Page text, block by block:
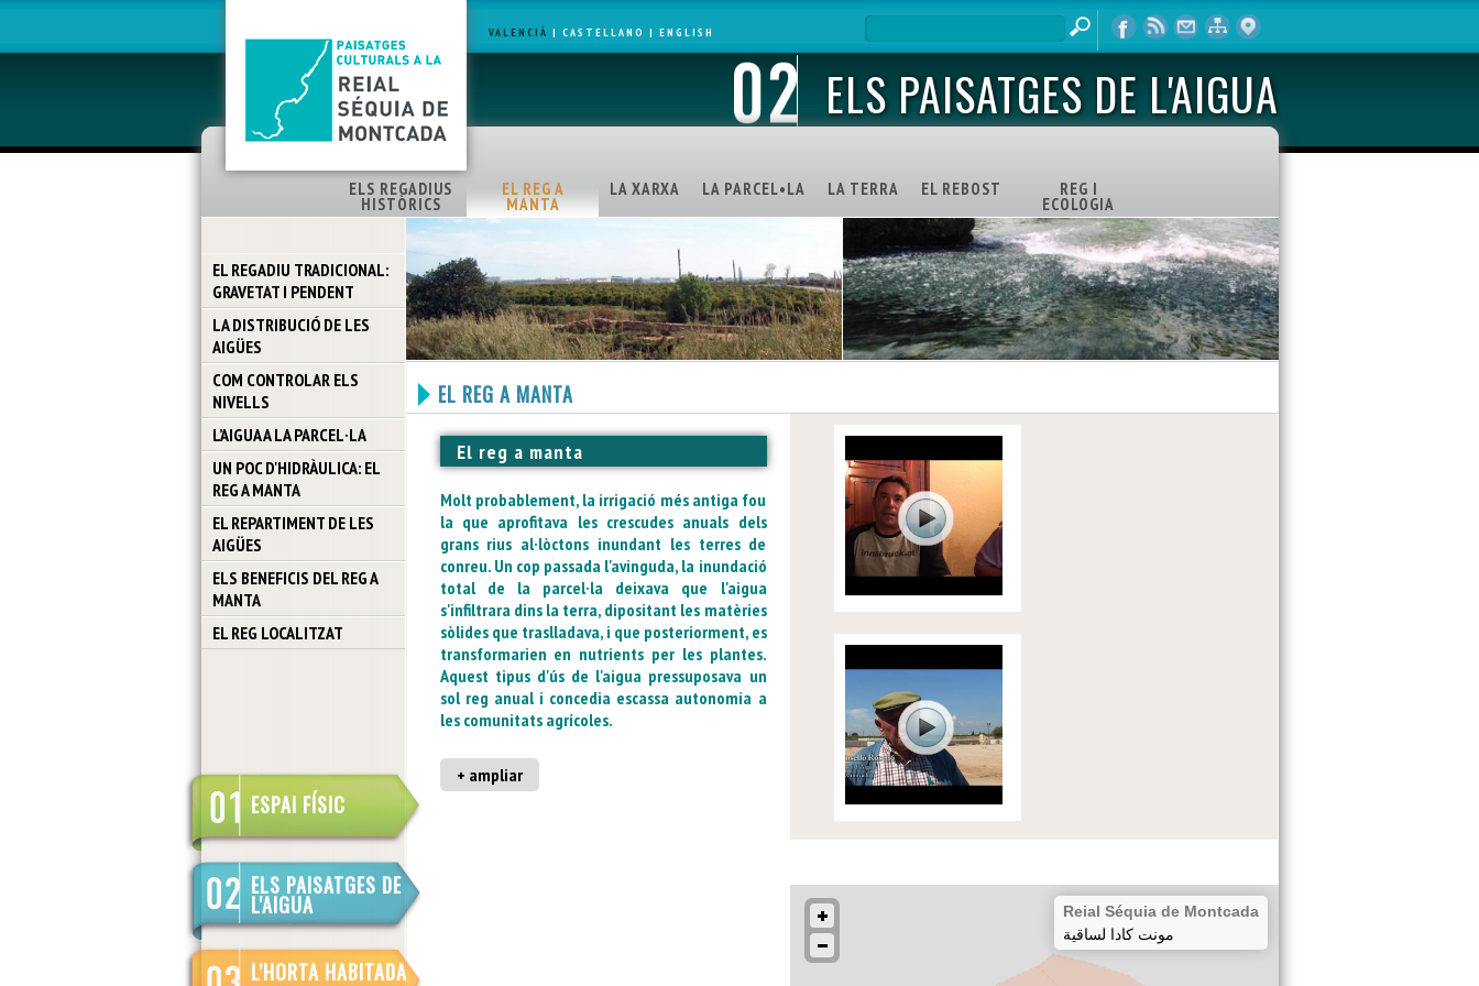
VALENCIÀ | CASTELLANO | ENGLISH
ELS PAISATGES DE L'AIGUA
ELS REGADIUS
HISTÒRICS
EL REG A
MANTA
LA XARXA LA PARCEL•LA LA TERRA EL REBOST REG I
ECOLOGIA
EL REGADIU TRADICIONAL:
GRAVETAT I PENDENT
LA DISTRIBUCIÓ DE LES
AIGÜES
COM CONTROLAR ELS
NIVELLS
L’AIGUA A LA PARCEL·LA
UN POC D'HIDRÀULICA: EL
REG A MANTA
EL REPARTIMENT DE LES
AIGÜES
ELS BENEFICIS DEL REG A
MANTA
EL REG LOCALITZAT
ESPAI FÍSIC
ELS PAISATGES DE
L'AIGUA
L'HORTA HABITADA
EL REG A MANTA
El reg a manta
Molt probablement, la irrigació més antiga fou
la que aprofitava les crescudes anuals dels
grans rius al·lòctons inundant les terres de
conreu. Un cop passada l'avinguda, la inundació
total de la parcel·la deixava que l'aigua
s'infiltrara dins la terra, dipositant les matèries
sòlides que traslladava, i que posteriorment, es
transformarien en nutrients per les plantes.
Aquest tipus d'ús de l'aigua pressuposava un
sol reg anual i concedia escassa autonomia a
les comunitats agrícoles.
+ ampliar